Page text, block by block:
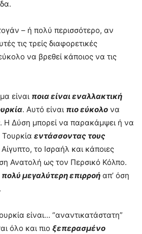
– ή πολύ περισσότερο, αν
τις τρείς διαφορετικές
να βρεθεί κάποιος να τις
είναι ποια είναι εναλλακτική
. Αυτό είναι πιο εύκολο να
Η Δύση μπορεί να παρακάμψει ή να
Τουρκία εντάσσοντας τους
το Ισραήλ και κάποιες
Ανατολή ως τον Περσικό Κόλπο.
πολύ μεγαλύτερη επιρροή απ’ όση
είναι… “αναντικατάστατη”
όλο και πιο ξεπερασμένο